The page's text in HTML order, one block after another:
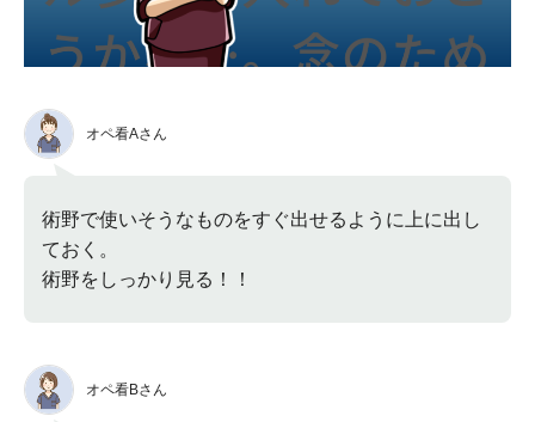
オペ看Aさん
術野で使いそうなものをすぐ出せるように上に出し
ておく。
術野をしっかり見る！！
オペ看Bさん